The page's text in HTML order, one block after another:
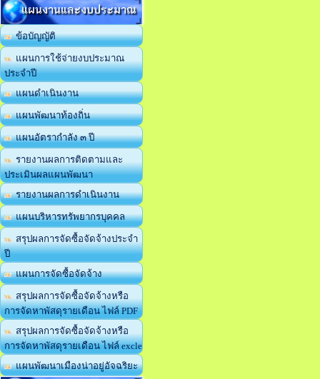
แผนงานและงบประมาณ
ข้อบัญญัติ
แผนการใช้จ่ายงบประมาณ
ประจำปี
แผนดำเนินงาน
แผนพัฒนาท้องถิ่น
แผนอัตรากำลัง ๓ ปี
รายงานผลการติดตามและ
ประเมินผลแผนพัฒนา
รายงานผลการดำเนินงาน
แผนบริหารทรัพยากรบุคคล
สรุปผลการจัดซื้อจัดจ้างประจำ
ปี
แผนการจัดซื้อจัดจ้าง
สรุปผลการจัดซื้อจัดจ้างหรือ
การจัดหาพัสดุรายเดือน ไฟล์ PDF
สรุปผลการจัดซื้อจัดจ้างหรือ
การจัดหาพัสดุรายเดือน ไฟล์ excle
แผนพัฒนาเมืองน่าอยู่อัจฉริยะ